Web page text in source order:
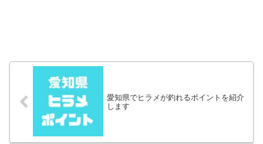
愛知県でヒラメが釣れるポイントを紹介
します